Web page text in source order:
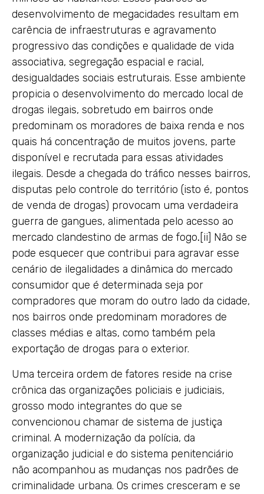
desenvolvimento de megacidades resultam em
carência de infraestruturas e agravamento
progressivo das condições e qualidade de vida
associativa, segregação espacial e racial,
desigualdades sociais estruturais. Esse ambiente
propicia o desenvolvimento do mercado local de
drogas ilegais, sobretudo em bairros onde
predominam os moradores de baixa renda e nos
quais há concentração de muitos jovens, parte
disponível e recrutada para essas atividades
ilegais. Desde a chegada do tráfico nesses bairros,
disputas pelo controle do território (isto é, pontos
de venda de drogas) provocam uma verdadeira
guerra de gangues, alimentada pelo acesso ao
mercado clandestino de armas de fogo.[ii] Não se
pode esquecer que contribui para agravar esse
cenário de ilegalidades a dinâmica do mercado
consumidor que é determinada seja por
compradores que moram do outro lado da cidade,
nos bairros onde predominam moradores de
classes médias e altas, como também pela
exportação de drogas para o exterior.
Uma terceira ordem de fatores reside na crise
crônica das organizações policiais e judiciais,
grosso modo integrantes do que se
convencionou chamar de sistema de justiça
criminal. A modernização da polícia, da
organização judicial e do sistema penitenciário
não acompanhou as mudanças nos padrões de
criminalidade urbana. Os crimes cresceram e se